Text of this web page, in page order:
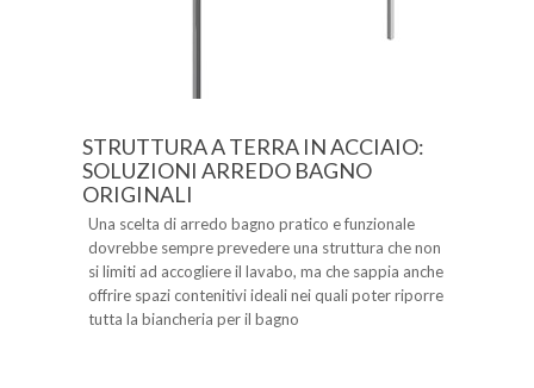
STRUTTURA A TERRA IN ACCIAIO:
SOLUZIONI ARREDO BAGNO
ORIGINALI
Una scelta di arredo bagno pratico e funzionale
dovrebbe sempre prevedere una struttura che non
si limiti ad accogliere il lavabo, ma che sappia anche
offrire spazi contenitivi ideali nei quali poter riporre
tutta la biancheria per il bagno